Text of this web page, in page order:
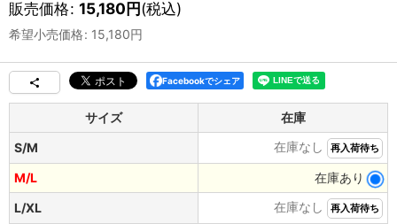
販売価格: 15,180円(税込)
希望小売価格: 15,180円
Facebookでシェア
サイズ
在庫
S/M
在庫なし 再入荷待ち
M/L
在庫あり
L/XL
在庫なし 再入荷待ち